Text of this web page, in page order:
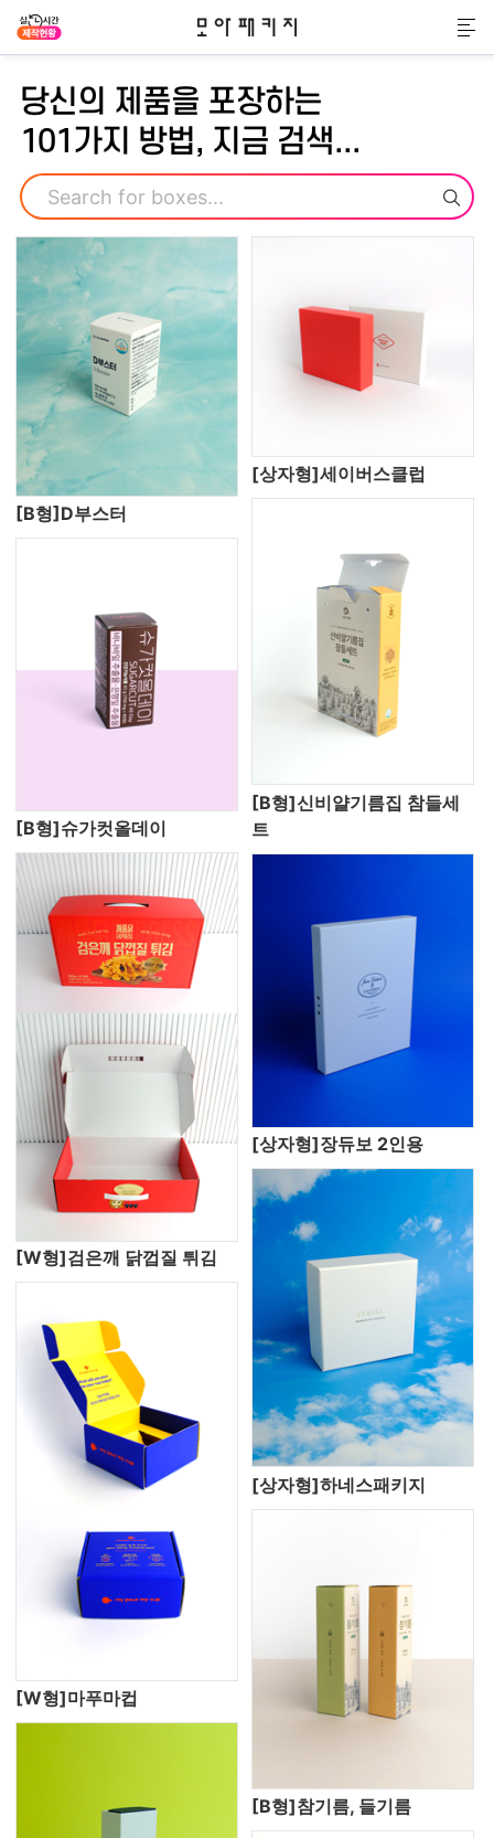
모아패키지
메
당신의 제품을 포장하는
101가지 방법, 지금 검색...
검색
[B형]D부스터
[상자형]세이버스클럽
[B형]슈가컷올데이
[B형]신비얄기름집 참들세
트
[W형]검은깨 닭껍질 튀김
[상자형]장듀보 2인용
[W형]마푸마컵
[상자형]하네스패키지
[B형]참기름, 들기름